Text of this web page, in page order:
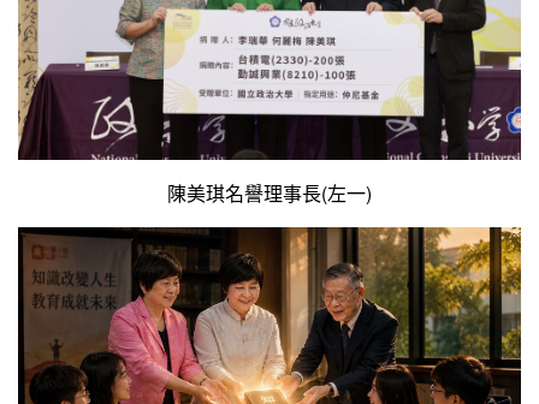
陳美琪名譽理事長(左一)